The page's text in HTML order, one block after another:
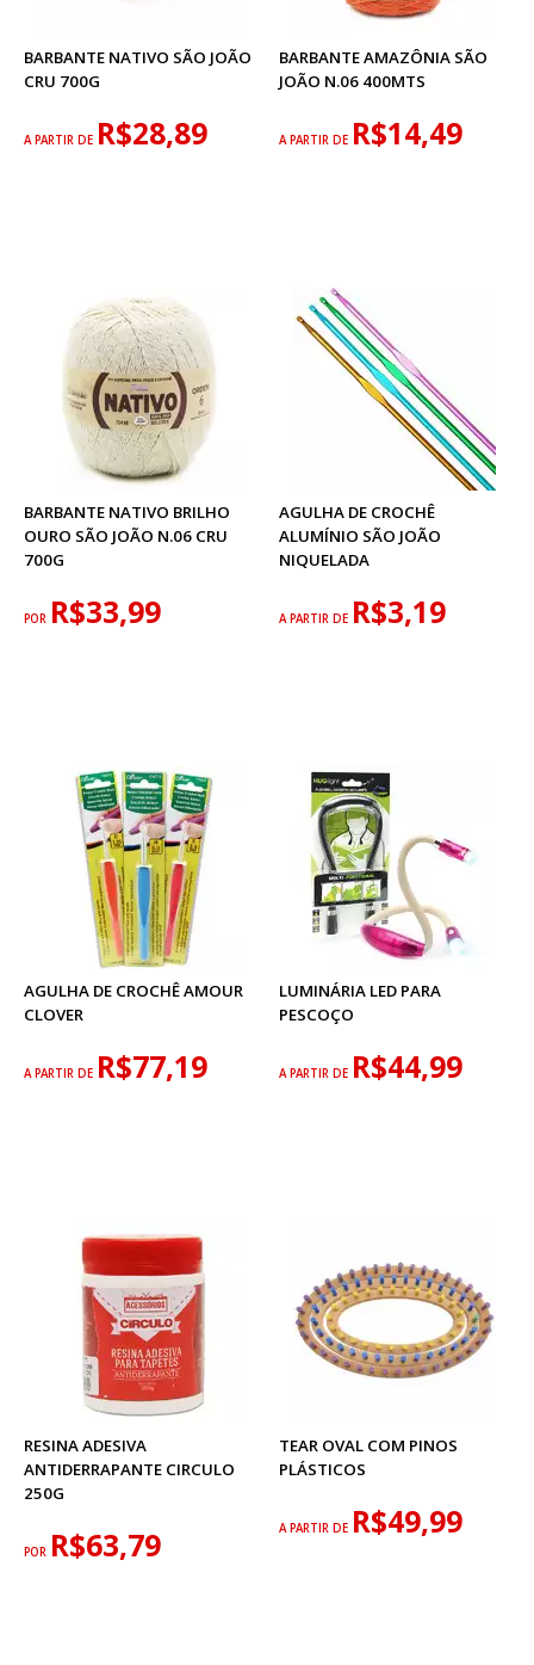
BARBANTE NATIVO SÃO JOÃO
CRU 700G
A PARTIR DE R$28,89
BARBANTE AMAZÔNIA SÃO
JOÃO N.06 400MTS
A PARTIR DE R$14,49
BARBANTE NATIVO BRILHO
OURO SÃO JOÃO N.06 CRU
700G
POR R$33,99
AGULHA DE CROCHÊ
ALUMÍNIO SÃO JOÃO
NIQUELADA
A PARTIR DE R$3,19
AGULHA DE CROCHÊ AMOUR
CLOVER
A PARTIR DE R$77,19
LUMINÁRIA LED PARA
PESCOÇO
A PARTIR DE R$44,99
RESINA ADESIVA
ANTIDERRAPANTE CIRCULO
250G
POR R$63,79
TEAR OVAL COM PINOS
PLÁSTICOS
A PARTIR DE R$49,99